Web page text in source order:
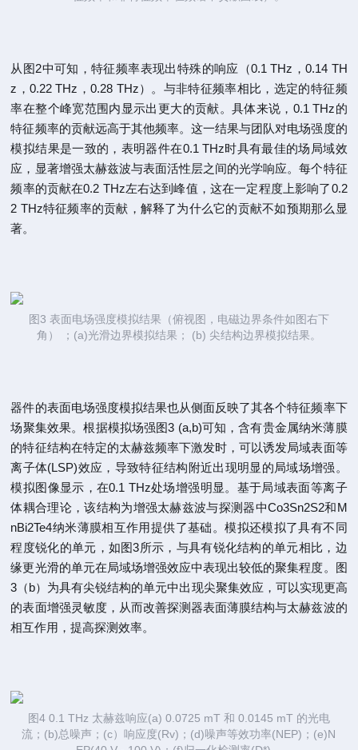
从图2中可知，特征频率表现出特殊的响应（0.1 THz，0.14 TH
z，0.22 THz，0.28 THz）。与非特征频率相比，选定的特征频
率在整个峰宽范围内显示出更大的贡献。具体来说，0.1 THz的
特征频率的贡献远高于其他频率。这一结果与团队对电场强度的
模拟结果是一致的，表明器件在0.1 THz时具有最佳的场局域效
应，显著增强太赫兹波与表面活性层之间的光学响应。每个特征
频率的贡献在0.2 THz左右达到峰值，这在一定程度上影响了0.2
2 THz特征频率的贡献，解释了为什么它的贡献不如预期那么显
著。
图3 表面电场强度模拟结果（俯视图，电磁边界条件如图右下
角） ；(a)光滑边界模拟结果； (b) 尖结构边界模拟结果。
器件的表面电场强度模拟结果也从侧面反映了其各个特征频率下
场聚集效果。根据模拟场强图3 (a,b)可知，含有贵金属纳米薄膜
的特征结构在特定的太赫兹频率下激发时，可以诱发局域表面等
离子体(LSP)效应，导致特征结构附近出现明显的局域场增强。
模拟图像显示，在0.1 THz处场增强明显。基于局域表面等离子
体耦合理论，该结构为增强太赫兹波与探测器中Co3Sn2S2和M
nBi2Te4纳米薄膜相互作用提供了基础。模拟还模拟了具有不同
程度锐化的单元，如图3所示，与具有锐化结构的单元相比，边
缘更光滑的单元在局域场增强效应中表现出较低的聚集程度。图
3（b）为具有尖锐结构的单元中出现尖聚集效应，可以实现更高
的表面增强灵敏度，从而改善探测器表面薄膜结构与太赫兹波的
相互作用，提高探测效率。
图4 0.1 THz 太赫兹响应(a) 0.0725 mT 和 0.0145 mT 的光电
流；(b)总噪声；(c）响应度(Rv)；(d)噪声等效功率(NEP)；(e)N